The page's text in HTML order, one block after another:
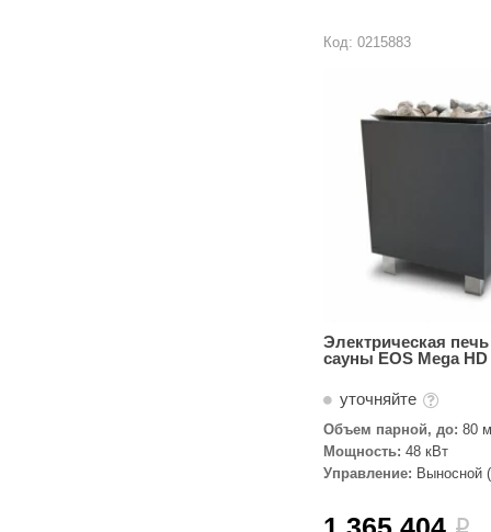
Код: 0215883
Электрическая
сауны EOS Mega HD
уточняйте
Объем парной, до: 80
Мощность: 48 кВт
Управление: Выносной
i